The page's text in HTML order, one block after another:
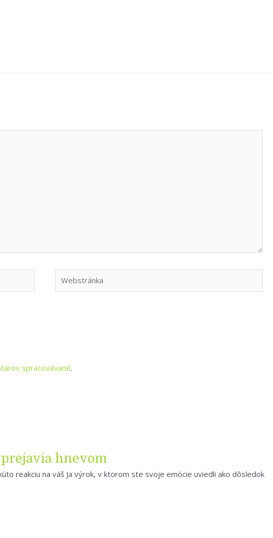
Webstránka
spracovávané.
hnevom
reakciu na váš Ja výrok, v ktorom ste svoje emócie uviedli ako dôsledok